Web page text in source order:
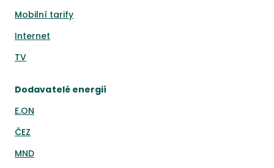
Mobilní tarify
Internet
TV
Dodavatelé energií
E.ON
ČEZ
MND